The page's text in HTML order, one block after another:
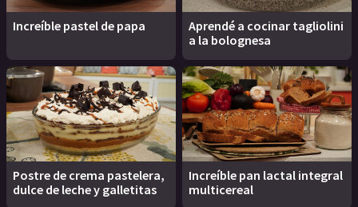
Increíble pastel de papa
Aprendé a cocinar tagliolini
a la bolognesa
Postre de crema pastelera,
dulce de leche y galletitas
Increíble pan lactal integral
multicereal